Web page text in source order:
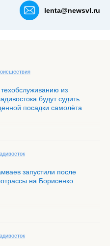
lenta@newsvl.ru
из
будут судить
посадки самолёта
запустили после
на Борисенко